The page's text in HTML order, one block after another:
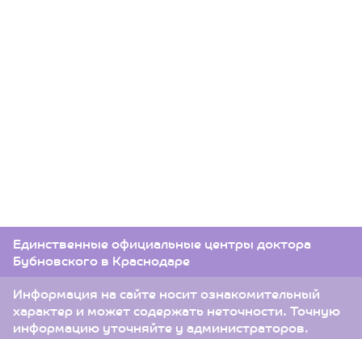
Единственные официальные центры доктора
Бубновского в Краснодаре
Информация на сайте носит ознакомительный
характер и может содержать неточности. Точную
информацию уточняйте у администраторов.